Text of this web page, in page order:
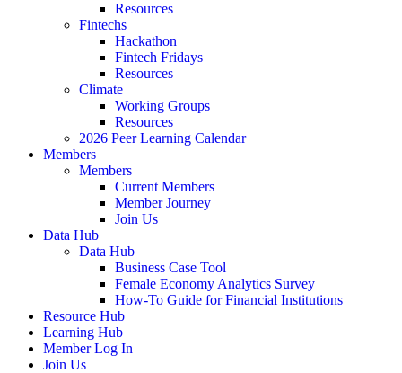
Resources
Fintechs
Hackathon
Fintech Fridays
Resources
Climate
Working Groups
Resources
2026 Peer Learning Calendar
Members
Members
Current Members
Member Journey
Join Us
Data Hub
Data Hub
Business Case Tool
Female Economy Analytics Survey
How-To Guide for Financial Institutions
Resource Hub
Learning Hub
Member Log In
Join Us